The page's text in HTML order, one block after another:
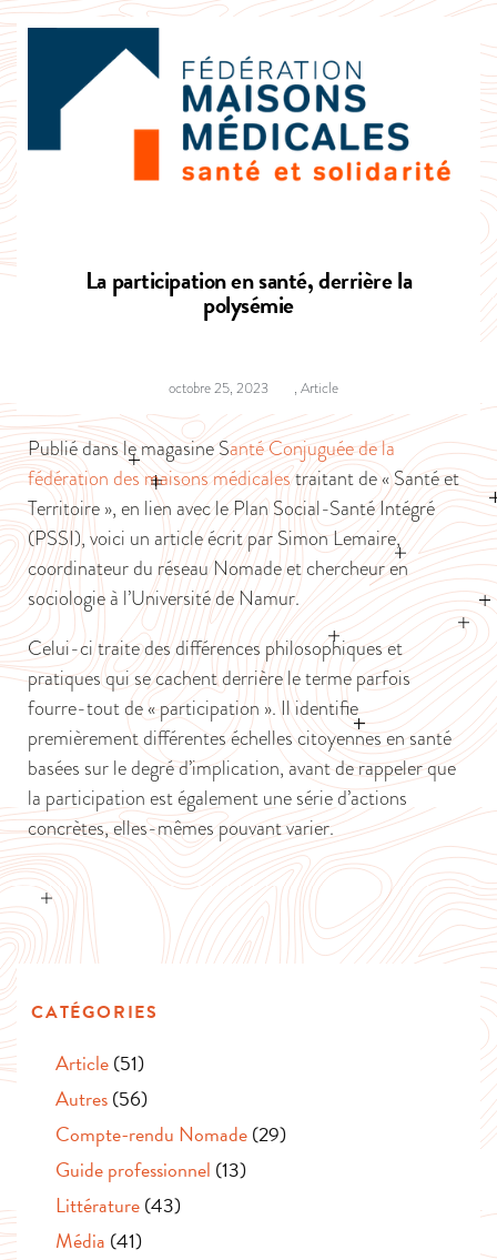
La participation en santé, derrière la
polysémie
octobre 25, 2023 , Article
Publié dans le magasine Santé Conjuguée de la
fédération des maisons médicalestraitant de « Santé et
Territoire », en lien avec le Plan Social-Santé Intégré
(PSSI), voici un article écrit par Simon Lemaire,
coordinateur du réseau Nomade et chercheur en
sociologie à l’Université de Namur.
Celui-ci traite des différences philosophiques et
pratiques qui se cachent derrière le terme parfois
fourre-tout de « participation ». Il identifie
premièrement différentes échelles citoyennes en santé
basées sur le degré d’implication, avant de rappeler que
la participation est également une série d’actions
concrètes, elles-mêmes pouvant varier.
CATÉGORIES
Article(51)
Autres(56)
Compte-rendu Nomade(29)
Guide professionnel (13)
Littérature(43)
Média (41)